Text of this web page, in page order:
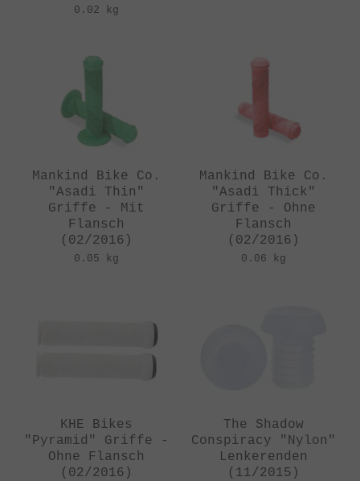
0.02 kg
Mankind Bike Co.
"Asadi Thin"
Griffe - Mit
Flansch
(02/2016)
0.05 kg
Mankind Bike Co.
"Asadi Thick"
Griffe - Ohne
Flansch
(02/2016)
0.06 kg
KHE Bikes
"Pyramid" Griffe -
Ohne Flansch
(02/2016)
The Shadow
Conspiracy "Nylon"
Lenkerenden
(11/2015)